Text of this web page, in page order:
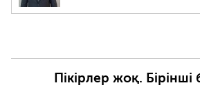
Пікірлер жоқ.